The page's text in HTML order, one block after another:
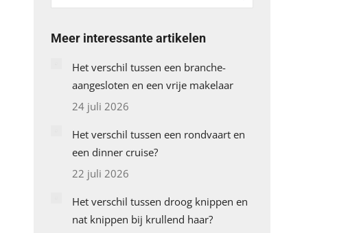
Meer interessante artikelen
Het verschil tussen een branche-
aangesloten en een vrije makelaar
24 juli 2026
Het verschil tussen een rondvaart en
een dinner cruise?
22 juli 2026
Het verschil tussen droog knippen en
nat knippen bij krullend haar?